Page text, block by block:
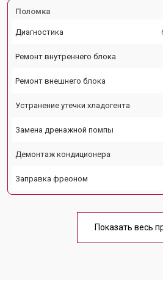
Поломка
Диагностика
Ремонт внутреннего блока
Ремонт внешнего блока
Устранение утечки хладогента
Замена дренажной помпы
Демонтаж кондиционера
Заправка фреоном
Показать весь